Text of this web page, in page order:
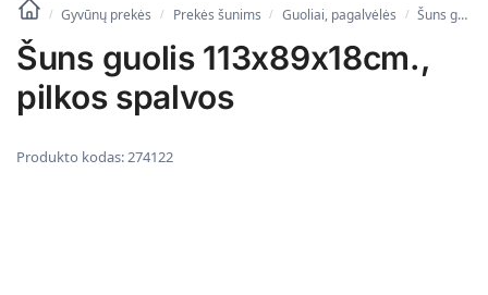
/ Gyvūnų prekės / Prekės šunims / Guoliai, pagalvėlės / Šuns guolis 113x89x18cm., pilkos spalvos
Šuns guolis 113x89x18cm.,
pilkos spalvos
Produkto kodas:274122